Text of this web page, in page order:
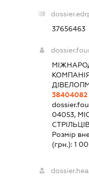
37656463
38404082
04053,
Розмір
(грн.):1